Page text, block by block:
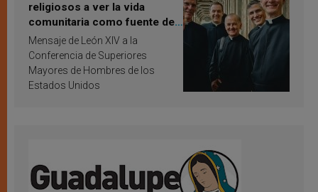
religiosos a ver la vida
comunitaria como fuente de
inspiración y santificación
Mensaje de León XIV a la
Conferencia de Superiores
Mayores de Hombres de los
Estados Unidos